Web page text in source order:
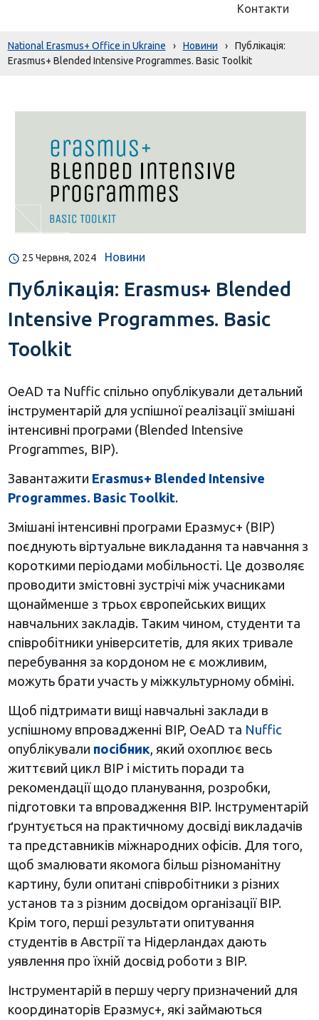
Контакти
National Erasmus+ Office in Ukraine › Новини ›
Публікація:
Erasmus+ Blended Intensive Programmes. Basic Toolkit
25 Червня, 2024 Новини
Публікація: Erasmus+ Blended
Intensive Programmes. Basic
Toolkit
OeAD та Nuffic спільно опублікували детальний
інструментарій для успішної реалізації змішані
інтенсивні програми (Blended Intensive
Programmes, BIP).
Завантажити Erasmus+ Blended Intensive
Programmes. Basic Toolkit.
Змішані інтенсивні програми Еразмус+ (BIP)
поєднують віртуальне викладання та навчання з
короткими періодами мобільності. Це дозволяє
проводити змістовні зустрічі між учасниками
щонайменше з трьох європейських вищих
навчальних закладів. Таким чином, студенти та
співробітники університетів, для яких тривале
перебування за кордоном не є можливим,
можуть брати участь у міжкультурному обміні.
Щоб підтримати вищі навчальні заклади в
успішному впровадженні BIP, OeAD та Nuffic
опублікували посібник , який охоплює весь
життєвий цикл BIP і містить поради та
рекомендації щодо планування, розробки,
підготовки та впровадження BIP. Інструментарій
ґрунтується на практичному досвіді викладачів
та представників міжнародних офісів. Для того,
щоб змалювати якомога більш різноманітну
картину, були опитані співробітники з різних
установ та з різним досвідом організації BIP.
Крім того, перші результати опитування
студентів в Австрії та Нідерландах дають
уявлення про їхній досвід роботи з BIP.
Інструментарій в першу чергу призначений для
координаторів Еразмус+, які займаються